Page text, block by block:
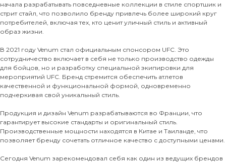
начала разрабатывать повседневные коллекции в стиле спортшик и
стрит стайл, что позволило бренду привлечь более широкий круг
потребителей, включая тех, кто ценит уличный стиль и активный
образ жизни.
В 2021 году Venum стал официальным спонсором UFC. Это
сотрудничество включает в себя не только производство одежды
для бойцов, но и разработку специальной экипировки для
мероприятий UFC. Бренд стремится обеспечить атлетов
качественной и функциональной формой, одновременно
подчеркивая свой уникальный стиль.
Продукция и дизайн Venum разрабатываются во Франции, что
гарантирует высокие стандарты и оригинальный стиль.
Производственные мощности находятся в Китае и Таиланде, что
позволяет бренду сочетать отличное качество с доступными ценами.
Сегодня Venum зарекомендовал себя как один из ведущих брендов